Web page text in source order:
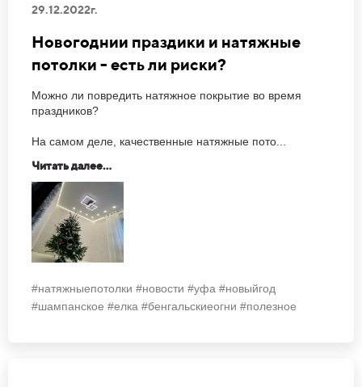
29.12.2022г.
Новогоднии праздики и натяжные
потолки - есть ли риски?
Можно ли повредить натяжное покрытие во время
праздников?
На самом деле, качественные натяжные пото...
Читать далее...
#натяжныепотолки #новости #уфа #новыйгод
#шампанское #елка #бенгальскиеогни #полезное